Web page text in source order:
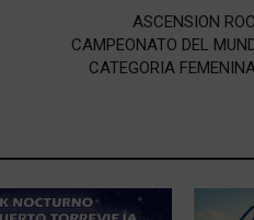
ASCENSION
CAMPEONATO DEL
CATEGORIA